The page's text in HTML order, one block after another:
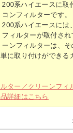
200系ハイエースに取
コンフィルターです。
200系ハイエースには
フィルターが取付さ
ーンフィルターは、
に取り付けができる
ルター／クリーンフ
詳細はこちら